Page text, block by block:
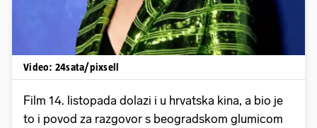
Video: 24sata/pixsell
Film 14. listopada dolazi i u hrvatska kina, a bio je
to i povod za razgovor s beogradskom glumicom